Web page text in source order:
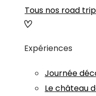
Tous nos road
Expériences
Journée
Le château